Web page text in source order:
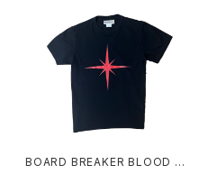
BOARD BREAKER BLOOD S